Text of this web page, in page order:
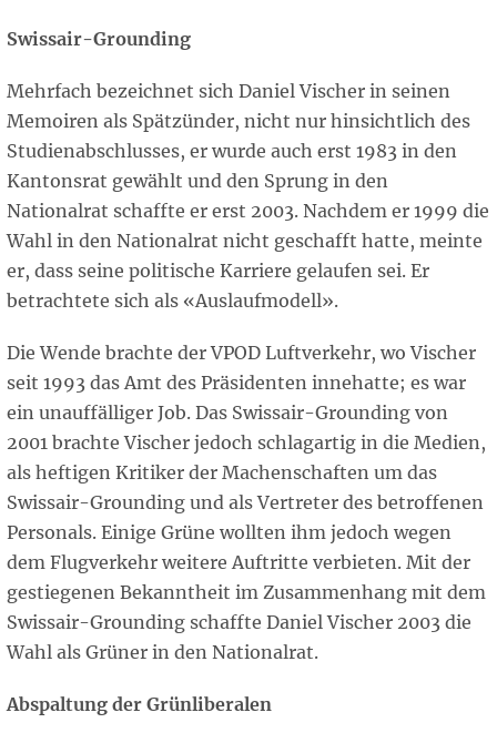
Swissair-Grounding
Mehrfach bezeichnet sich Daniel Vischer in seinen
Memoiren als Spätzünder, nicht nur hinsichtlich des
Studienabschlusses, er wurde auch erst 1983 in den
Kantonsrat gewählt und den Sprung in den
Nationalrat schaffte er erst 2003. Nachdem er 1999 die
Wahl in den Nationalrat nicht geschafft hatte, meinte
er, dass seine politische Karriere gelaufen sei. Er
betrachtete sich als «Auslaufmodell».
Die Wende brachte der VPOD Luftverkehr, wo Vischer
seit 1993 das Amt des Präsidenten innehatte; es war
ein unauffälliger Job. Das Swissair-Grounding von
2001 brachte Vischer jedoch schlagartig in die Medien,
als heftigen Kritiker der Machenschaften um das
Swissair-Grounding und als Vertreter des betroffenen
Personals. Einige Grüne wollten ihm jedoch wegen
dem Flugverkehr weitere Auftritte verbieten. Mit der
gestiegenen Bekanntheit im Zusammenhang mit dem
Swissair-Grounding schaffte Daniel Vischer 2003 die
Wahl als Grüner in den Nationalrat.
Abspaltung der Grünliberalen